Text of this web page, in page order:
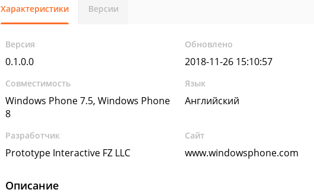
Характеристики Версии
Версия
0.1.0.0
Обновлено
2018-11-26 15:10:57
Совместимость
Windows Phone 7.5, Windows Phone
8
Язык
Английский
Разработчик
Prototype Interactive FZ LLC
Сайт
www.windowsphone.com
Описание